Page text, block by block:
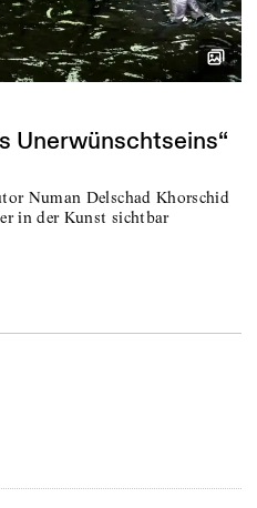
Unerwünschtseins“
Numan Delschad Khorschid
in der Kunst sichtbar